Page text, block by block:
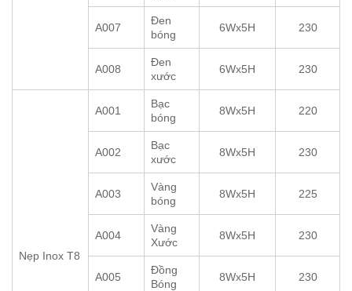
A007
Đen
bóng
6Wx5H 230
A008
Đen
xước
6Wx5H 230
Nẹp Inox T8
A001
Bạc
bóng
8Wx5H 220
A002
Bạc
xước
8Wx5H 230
A003
Vàng
bóng
8Wx5H 225
A004
Vàng
Xước
8Wx5H 230
A005
Đồng
Bóng
8Wx5H 230